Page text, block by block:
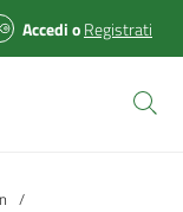
AccedioRegistrati
/